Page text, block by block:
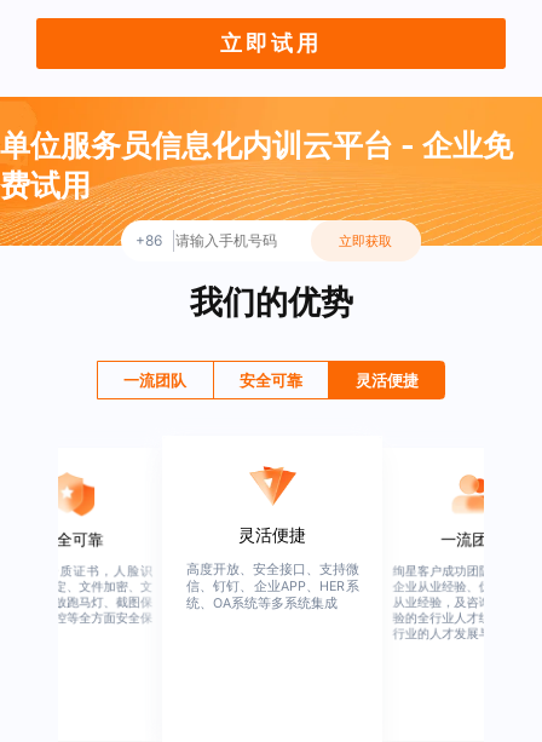
立即试用
单位服务员信息化内训云平台 - 企业免
费试用
+86 立即获取
我们的优势
一流团队 安全可靠 灵活便捷
安全可靠
业权威资质证书，人脸识
、设备绑定、文件加密、文
水印、播放跑马灯、截图保
、权限管控等全方面安全保
灵活便捷
高度开放、安全接口、支持微
信、钉钉、企业APP、HER系
统、OA系统等多系统集成
一流团队
绚星客户成功团队，由有多
企业从业经验、优秀培训机
从业经验，及咨询公司从业
验的全行业人才组成，涉猎
行业的人才发展与培养模块